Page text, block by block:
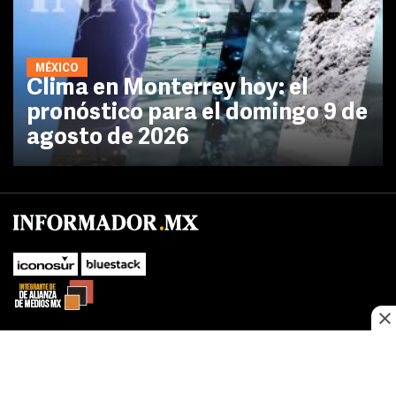
MÉXICO
Clima en Monterrey hoy: el
pronóstico para el domingo 9 de
agosto de 2026